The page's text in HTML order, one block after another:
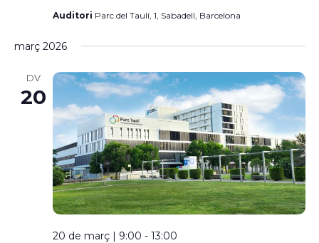
Auditori Parc del Taulí, 1, Sabadell, Barcelona
març 2026
DV
20
20 de març | 9:00 - 13:00